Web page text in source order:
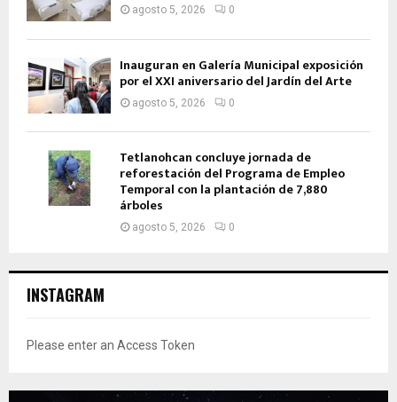
agosto 5, 2026 0
Inauguran en Galería Municipal exposición
por el XXI aniversario del Jardín del Arte
agosto 5, 2026 0
Tetlanohcan concluye jornada de
reforestación del Programa de Empleo
Temporal con la plantación de 7,880
árboles
agosto 5, 2026 0
INSTAGRAM
Please enter an Access Token